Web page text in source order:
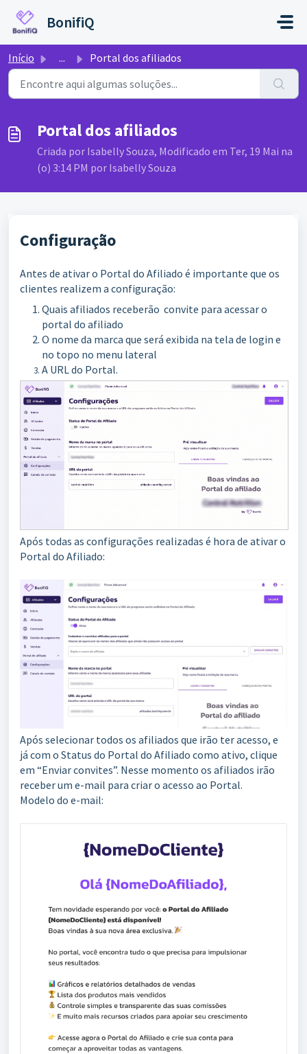
BonifiQ
Início ... Portal dos afiliados
Portal dos afiliados
Criada por Isabelly Souza, Modificado em Ter, 19 Mai na
(o) 3:14 PM por Isabelly Souza
Configuração
Antes de ativar o Portal do Afiliado é importante que os
clientes realizem a configuração:
Quais afiliados receberão convite para acessar o
portal do afiliado
O nome da marca que será exibida na tela de login e
no topo no menu lateral
A URL do Portal.
Após todas as configurações realizadas é hora de ativar o
Portal do Afiliado:
Após selecionar todos os afiliados que irão ter acesso, e
já com o Status do Portal do Afiliado como ativo, clique
em “Enviar convites”. Nesse momento os afiliados irão
receber um e-mail para criar o acesso ao Portal.
Modelo do e-mail: